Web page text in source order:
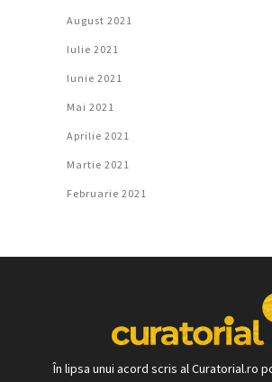
August 2021
Iulie 2021
Iunie 2021
Mai 2021
Aprilie 2021
Martie 2021
Februarie 2021
În lipsa unui acord scris al Curatorial.ro